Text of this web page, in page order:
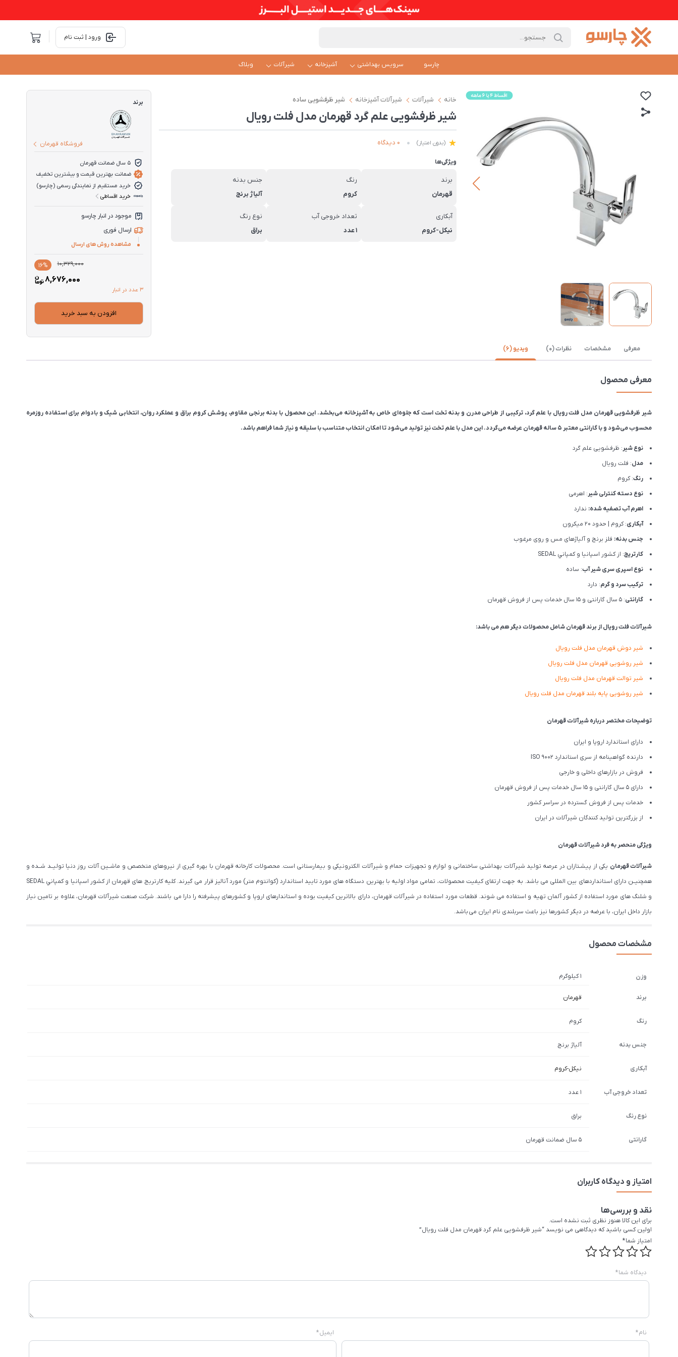
ورود | ثبت نام
چارسو سرویس بهداشتی آشپزخانه شیرآلات وبلاگ
خانه شیرآلات شیرآلات آشپزخانه شیر ظرفشویی ساده
شیر ظرفشویی علم گرد قهرمان مدل فلت رویال
(بدون امتیاز) 0 دیدگاه
ویژگی‌ها
برند
قهرمان
رنگ
کروم
جنس بدنه
آلیاژ برنج
آبکاری
نیکل-کروم
تعداد خروجی آب
1 عدد
نوع رنگ
براق
برند
فروشگاه قهرمان
5 سال ضمانت قهرمان
ضمانت بهترین قیمت و بیشترین تخفیف
خرید مستقیم از نمایندگی رسمی (چارسو)
خرید اقساطی
موجود در انبار چارسو
ارسال فوری
مشاهده روش های ارسال
16% 10,329,000
قیمت
8,676,000
قیمت
3 عدد در انبار
افزودن به سبد خرید
معرفی مشخصات نظرات (0) ویدیو (6)
معرفی محصول
شیر ظرفشویی قهرمان مدل فلت رویال با علم گرد، ترکیبی از طراحی مدرن و بدنه تخت است که جلوه‌ای خاص به آشپزخانه می‌بخشد. این محصول با بدنه برنجی مقاوم، پوشش کروم براق و عملکرد روان، انتخابی شیک و بادوام برای استفاده روزمره
محسوب می‌شود و با گارانتی معتبر ۵ ساله قهرمان عرضه می‌گردد. این مدل با علم تخت نیز تولید می‌شود تا امکان انتخاب متناسب با سلیقه و نیاز شما فراهم باشد.
نوع شیر: ظرفشویی علم گرد
مدل: فلت رویال
رنگ: کروم
نوع دسته کنترلی شیر: اهرمی
اهرم آب تصفیه شده: ندارد
آبکاری: کروم | حدود 20 میکرون
جنس بدنه: فلز برنج و آلیاژهای مس و روی مرغوب
کارتریج: از كشور اسپانيا و كمپاني SEDAL
نوع اسپری سری شیر آب: ساده
ترکیب سرد و گرم: دارد
گارانتی: 5 سال گارانتی و 15 سال خدمات پس از فروش قهرمان
شیرآلات فلت رویال از برند قهرمان شامل محصولات دیگر هم می باشد:
شیر دوش قهرمان مدل فلت رویال
شیر روشویی قهرمان مدل فلت رویال
شیر توالت قهرمان مدل فلت رویال
شیر روشویی پایه بلند قهرمان مدل فلت رویال
توضیحات مختصر درباره شیرآلات قهرمان
دارای استاندارد اروپا و ایران
دارنده گواهینامه از سری استاندارد ISO 9002
فروش در بازارهای داخلی و خارجی
دارای 5 سال گارانتی و 15 سال خدمات پس از فروش قهرمان
خدمات پس از فروش گسترده در سراسر کشور
از بزرگترین تولید کنندگان شیرآلات در ایران
ویژگی منحصر به فرد شیرآلات قهرمان
شیرآلات قهرمان یکی از پیشـتازان در عرصه تولید شیرآلات بهداشتی ساختمانی و لوازم و تجهیزات حمام و شیرآلات الکترونیکی و بیمارستانی است. محصولات کارخانه قهرمان با بهره گیری از نیروهای متخصص و ماشــین آلات روز دنیا تولیــد شــده و
همچنیــن دارای استانداردهای بین المللی می باشد. به جهت ارتقای کیفیت محصولات، تمامی مواد اولیه با بهترین دستگاه های مورد تایید استاندارد (كوانتوم متر) مورد آنالیز قرار می گیرند. كليه كارتريج های قهرمان از كشور اسپانيا و كمپاني SEDAL
و شلنگ های مورد استفاده از کشور آلمان تهیه و استفاده می شوند. قطعات مورد استفاده در شیرآلات قهرمان، دارای بالاترین کیفیت بوده و استاندارهای اروپا و کشورهای پیشرفته را دارا می باشند. شرکت صنعت شیرآلات قهرمان، علاوه بر تامین نیاز
بازار داخل ایران، با عرضه در دیگر کشورها نیز باعث سربلندی نام ایران می باشد.
مشخصات محصول
وزن 1 کیلوگرم
برند قهرمان
رنگ کروم
جنس بدنه آلیاژ برنج
آبکاری نیکل-کروم
تعداد خروجی آب 1 عدد
نوع رنگ براق
گارانتی 5 سال ضمانت قهرمان
امتیاز و دیدگاه کاربران
نقد و بررسی‌ها
برای این کالا هنوز نظری ثبت نشده است.
اولین کسی باشید که دیدگاهی می نویسد “شیر ظرفشویی علم گرد قهرمان مدل فلت رویال”
امتیاز شما*
دیدگاه شما*
نام* ایمیل*